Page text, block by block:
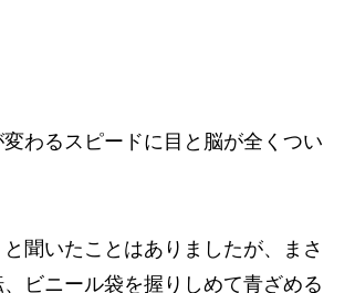
わるスピードに目と脳が全くつい
聞いたことはありましたが、まさ
ビニール袋を握りしめて青ざめる